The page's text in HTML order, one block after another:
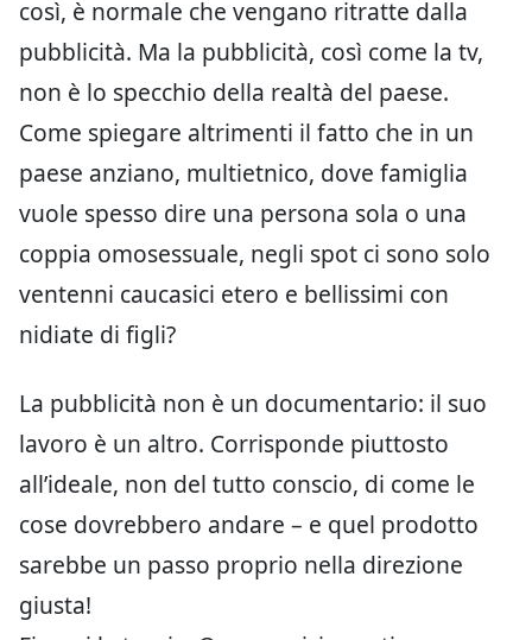
così, è normale che vengano ritratte dalla
pubblicità. Ma la pubblicità, così come la tv,
non è lo specchio della realtà del paese.
Come spiegare altrimenti il fatto che in un
paese anziano, multietnico, dove famiglia
vuole spesso dire una persona sola o una
coppia omosessuale, negli spot ci sono solo
ventenni caucasici etero e bellissimi con
nidiate di figli?
La pubblicità non è un documentario: il suo
lavoro è un altro. Corrisponde piuttosto
all’ideale, non del tutto conscio, di come le
cose dovrebbero andare – e quel prodotto
sarebbe un passo proprio nella direzione
giusta!